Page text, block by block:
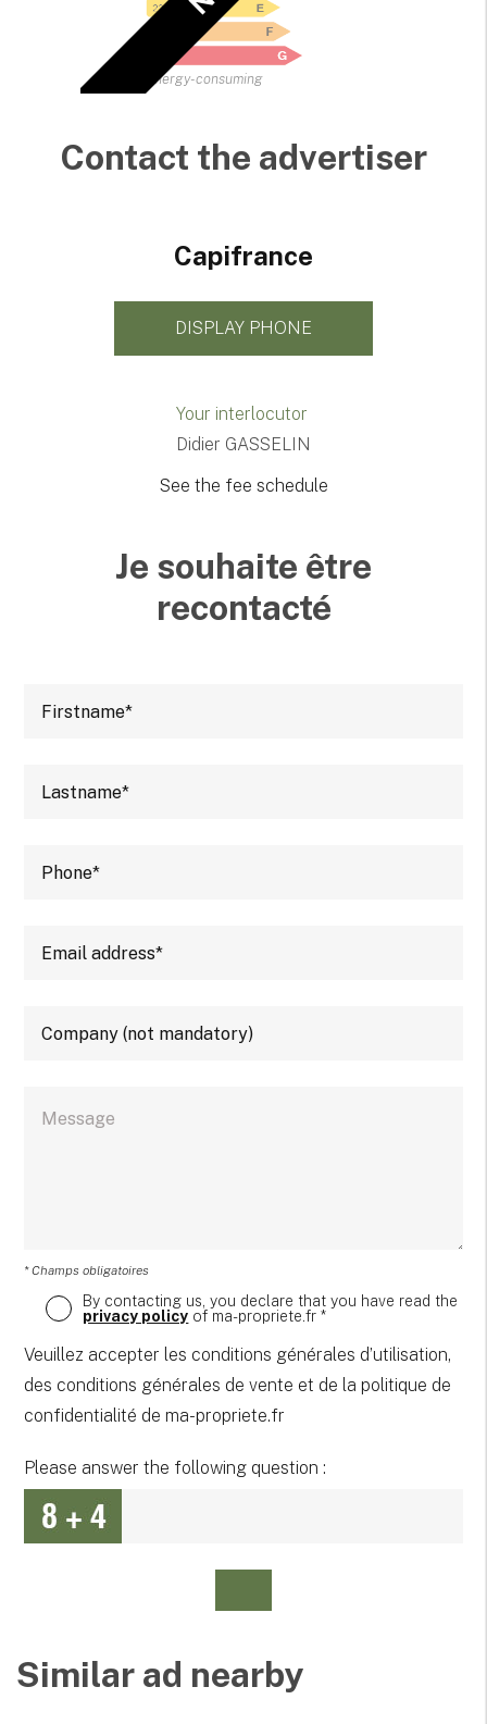
Energy-consuming
Contact the advertiser
Capifrance
DISPLAY PHONE
Your interlocutor
Didier GASSELIN
See the fee schedule
Je souhaite être
recontacté
* Champs obligatoires
By contacting us, you declare that you have read the
privacy policy of ma-propriete.fr *
Veuillez accepter les conditions générales d’utilisation,
des conditions générales de vente et de la politique de
confidentialité de ma-propriete.fr
Please answer the following question :
Similar ad nearby